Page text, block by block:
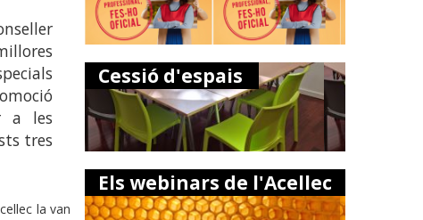
a les
tres
la van
Cessió d'espais
Els webinars de l'Acellec